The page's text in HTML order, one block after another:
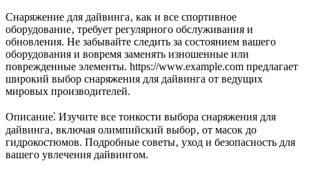
Снаряжение для дайвинга‚ как и все спортивное
оборудование‚ требует регулярного обслуживания и
обновления. Не забывайте следить за состоянием вашего
оборудования и вовремя заменять изношенные или
поврежденные элементы. https://www.example.com предлагает
широкий выбор снаряжения для дайвинга от ведущих
мировых производителей.
Описание⁚ Изучите все тонкости выбора снаряжения для
дайвинга‚ включая олимпийский выбор‚ от масок до
гидрокостюмов. Подробные советы‚ уход и безопасность для
вашего увлечения дайвингом.